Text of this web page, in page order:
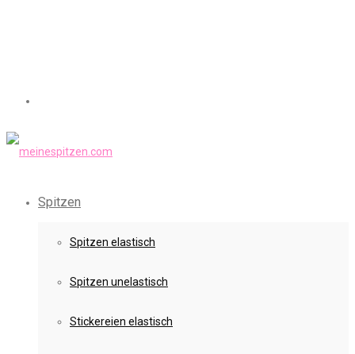
Spitzen
Spitzen elastisch
Spitzen unelastisch
Stickereien elastisch